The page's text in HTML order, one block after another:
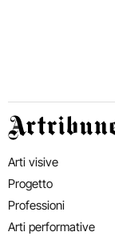
Artribune
Arti visive
Progetto
Professioni
Arti performative